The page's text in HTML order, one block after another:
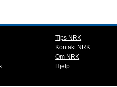
Tips NRK
Kontakt NRK
Om NRK
Hjelp